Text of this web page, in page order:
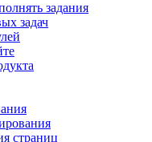
задания
задач
страниц